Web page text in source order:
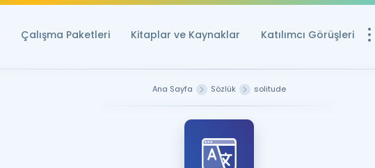
Çalışma Paketleri Kitaplar ve Kaynaklar Katılımcı Görüşleri
Ana Sayfa Sözlük solitude